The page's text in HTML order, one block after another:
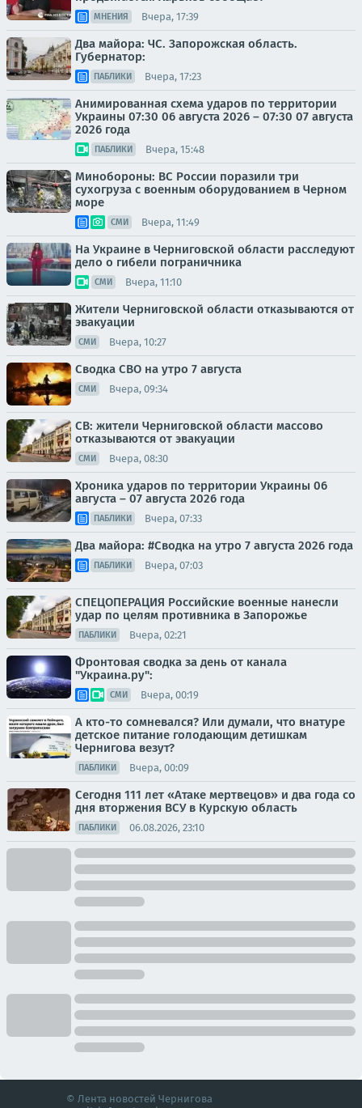
МНЕНИЯ Вчера, 17:39
Два майора: ЧС. Запорожская область.
Губернатор:
ПАБЛИКИ Вчера, 17:23
Анимированная схема ударов по территории
Украины 07:30 06 августа 2026 – 07:30 07 августа
2026 года
ПАБЛИКИ Вчера, 15:48
Минобороны: ВС России поразили три
сухогруза с военным оборудованием в Черном
море
СМИ Вчера, 11:49
На Украине в Черниговской области расследуют
дело о гибели пограничника
СМИ Вчера, 11:10
Жители Черниговской области отказываются от
эвакуации
СМИ Вчера, 10:27
Сводка СВО на утро 7 августа
СМИ Вчера, 09:34
СВ: жители Черниговской области массово
отказываются от эвакуации
СМИ Вчера, 08:30
Хроника ударов по территории Украины 06
августа – 07 августа 2026 года
ПАБЛИКИ Вчера, 07:33
Два майора: #Сводка на утро 7 августа 2026 года
ПАБЛИКИ Вчера, 07:03
СПЕЦОПЕРАЦИЯ Российские военные нанесли
удар по целям противника в Запорожье
ПАБЛИКИ Вчера, 02:21
Фронтовая сводка за день от канала
"Украина.ру":
СМИ Вчера, 00:19
А кто-то сомневался? Или думали, что внатуре
детское питание голодающим детишкам
Чернигова везут?
ПАБЛИКИ Вчера, 00:09
Сегодня 111 лет «Атаке мертвецов» и два года со
дня вторжения ВСУ в Курскую область
ПАБЛИКИ 06.08.2026, 23:10
© Лента новостей Чернигова